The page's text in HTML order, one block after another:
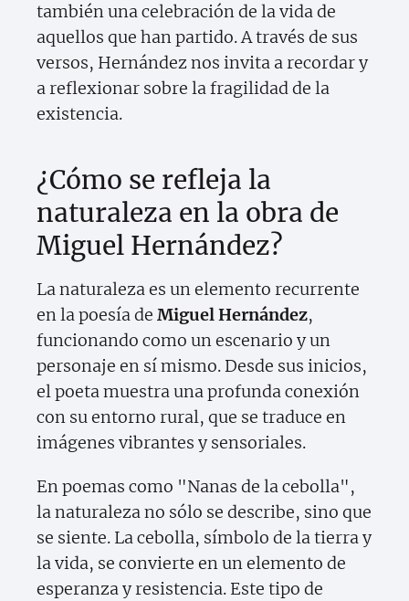
también una celebración de la vida de
aquellos que han partido. A través de sus
versos, Hernández nos invita a recordar y
a reflexionar sobre la fragilidad de la
existencia.
¿Cómo se refleja la
naturaleza en la obra de
Miguel Hernández?
La naturaleza es un elemento recurrente
en la poesía de Miguel Hernández,
funcionando como un escenario y un
personaje en sí mismo. Desde sus inicios,
el poeta muestra una profunda conexión
con su entorno rural, que se traduce en
imágenes vibrantes y sensoriales.
En poemas como "Nanas de la cebolla",
la naturaleza no sólo se describe, sino que
se siente. La cebolla, símbolo de la tierra y
la vida, se convierte en un elemento de
esperanza y resistencia. Este tipo de